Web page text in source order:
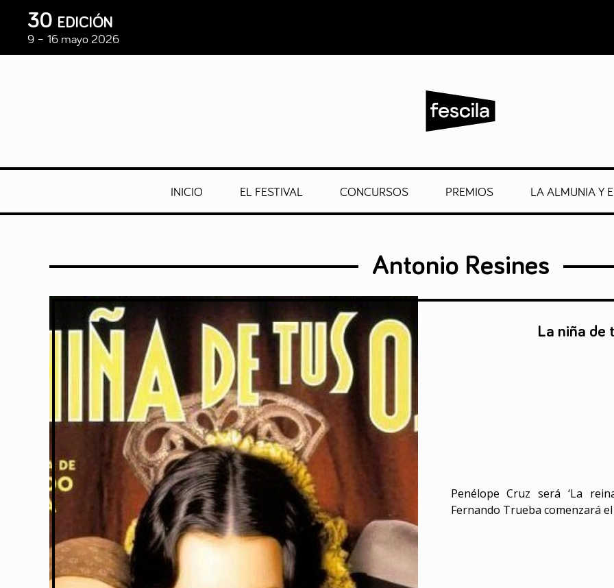
30 edición
9 – 16 mayo 2026
INICIO EL FESTIVAL CONCURSOS PREMIOS LA ALMUNIA Y
Antonio Resines
La niña de
Penélope Cruz será ‘La
Fernando Trueba comenzará